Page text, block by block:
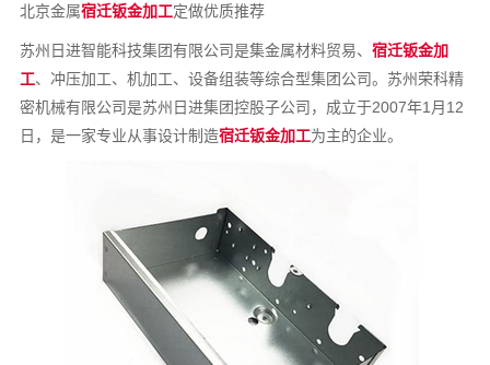
北京金属宿迁钣金加工定做优质推荐
苏州日进智能科技集团有限公司是集金属材料贸易、宿迁钣金加
工、冲压加工、机加工、设备组装等综合型集团公司。苏州荣科精
密机械有限公司是苏州日进集团控股子公司，成立于2007年1月12
日，是一家专业从事设计制造宿迁钣金加工为主的企业。